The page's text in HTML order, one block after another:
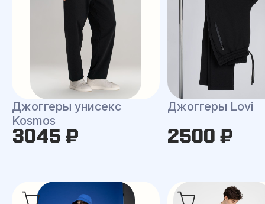
Джоггеры унисекс
Kosmos
3045 ₽
Джоггеры Lovi
2500 ₽